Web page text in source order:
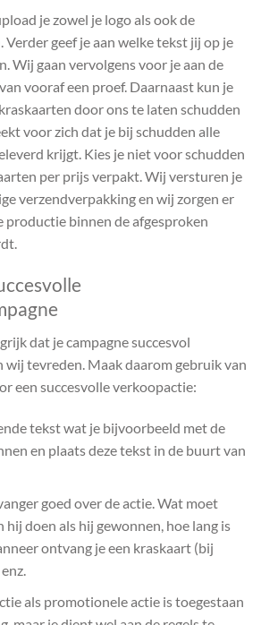
je zowel je logo als ook de
Verder geef je aan welke tekst jij op je
Wij gaan vervolgens voor je aan de
vooraf een proef. Daarnaast kun je
door ons te laten schudden
voor zich dat je bij schudden alle
krijgt. Kies je niet voor schudden
per prijs verpakt. Wij versturen je
verzendverpakking en wij zorgen er
productie binnen de afgesproken
dat je campagne succesvol
wij tevreden. Maak daarom gebruik van
een succesvolle verkoopactie:
tekst wat je bijvoorbeeld met de
en plaats deze tekst in de buurt van
goed over de actie. Wat moet
doen als hij gewonnen, hoe lang is
ontvang je een kraskaart (bij
als promotionele actie is toegestaan